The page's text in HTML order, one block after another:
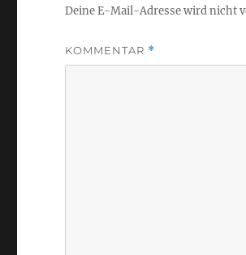
Deine E-Mail-Adresse wird nicht
KOMMENTAR *